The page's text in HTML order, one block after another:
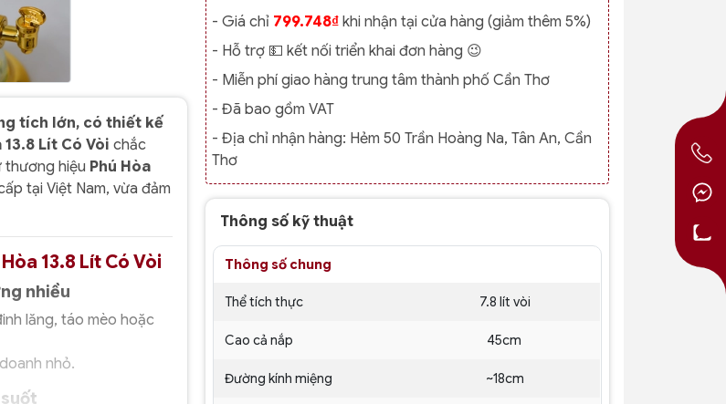
tích lớn, có thiết kế
13.8 Lít Có Vòi chắc
thương hiệu Phú Hòa
tại Việt Nam, vừa đảm
13.8 Lít Có Vòi
nhiều
lăng, táo mèo hoặc
nhỏ.
- Giá chỉ 799.748₫ khi nhận tại cửa hàng (giảm thêm 5%)
- Hỗ trợ 💵 kết nối triển khai đơn hàng 😉
- Miễn phí giao hàng trung tâm thành phố Cần Thơ
- Đã bao gồm VAT
- Địa chỉ nhận hàng: Hẻm 50 Trần Hoàng Na, Tân An, Cần
Thơ
Thông số kỹ thuật
Thông số chung
Thể tích thực 7.8 lít vòi
Cao cả nắp 45cm
Đường kính miệng ~18cm